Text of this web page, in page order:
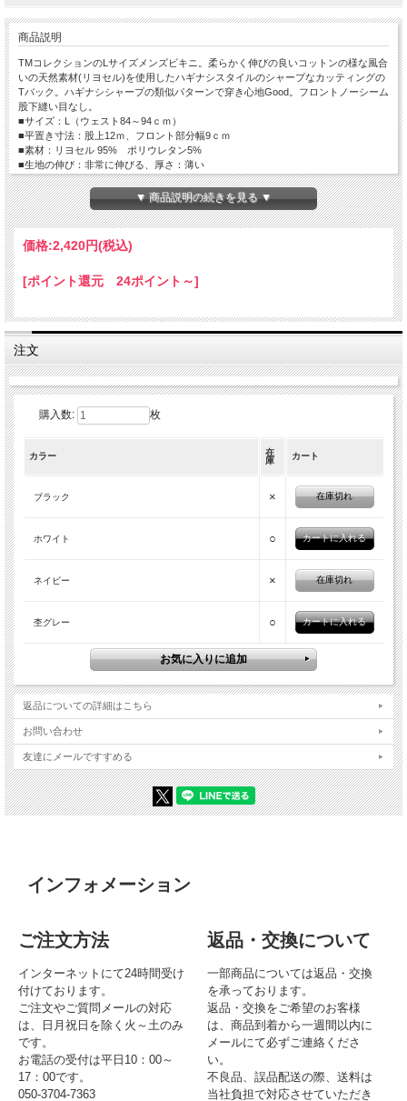
商品説明
TMコレクションのLサイズメンズビキニ。柔らかく伸びの良いコットンの様な風合
いの天然素材(リヨセル)を使用したハギナシスタイルのシャープなカッティングの
Tバック。ハギナシシャープの類似パターンで穿き心地Good。フロントノーシーム
股下縫い目なし。
■サイズ：L（ウェスト84～94ｃｍ）
■平置き寸法：股上12ｍ、フロント部分幅9ｃｍ
■素材：リヨセル 95% ポリウレタン5%
■生地の伸び：非常に伸びる、厚さ：薄い
▼ 商品説明の続きを見る ▼
価格:2,420円(税込)
[ポイント還元 24ポイント～]
注文
購入数: 枚
カラー
在
庫
カート
ブラック × 在庫切れ
ホワイト ○
ネイビー × 在庫切れ
杢グレー ○
返品についての詳細はこちら
お問い合わせ
友達にメールですすめる
インフォメーション
ご注文方法
インターネットにて24時間受け
付けております。
ご注文やご質問メールの対応
は、日月祝日を除く火～土のみ
です。
お電話の受付は平日10：00～
17：00です。
050-3704-7363
返品・交換について
一部商品については返品・交換
を承っております。
返品・交換をご希望のお客様
は、商品到着から一週間以内に
メールにて必ずご連絡くださ
い。
不良品、誤品配送の際、送料は
当社負担で対応させていただき